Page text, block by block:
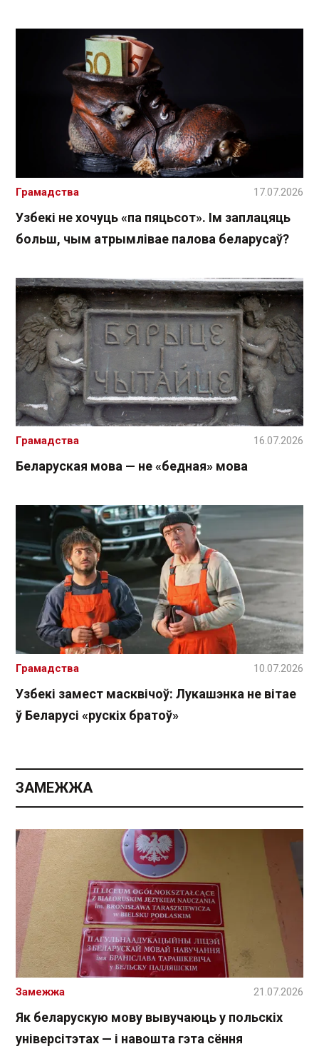
Узбекі не хочуць «па пяцьсот». Ім заплацяць
больш, чым атрымлівае палова беларусаў?
Грамадства 17.07.2026
Беларуская мова — не «бедная» мова
Грамадства 16.07.2026
Узбекі замест масквічоў: Лукашэнка не вітае
ў Беларусі «рускіх братоў»
Грамадства 10.07.2026
ЗАМЕЖЖА
Як беларускую мову вывучаюць у польскіх
універсітэтах — і навошта гэта сёння
Замежжа 21.07.2026